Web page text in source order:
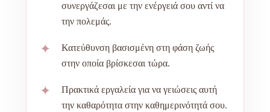
συνεργάζεσαι με την ενέργειά σου αντί να
την πολεμάς.
✦
Κατεύθυνση βασισμένη στη φάση ζωής
στην οποία βρίσκεσαι τώρα.
✦
Πρακτικά εργαλεία για να γειώσεις αυτή
την καθαρότητα στην καθημερινότητά σου.